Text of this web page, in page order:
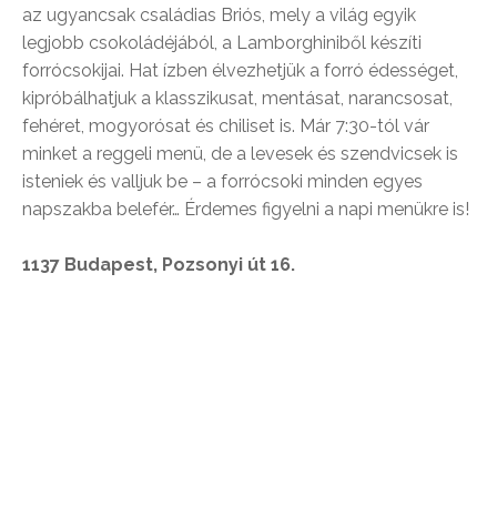
az ugyancsak családias Briós, mely a világ egyik
legjobb csokoládéjából, a Lamborghiniből készíti
forrócsokijai. Hat ízben élvezhetjük a forró édességet,
kipróbálhatjuk a klasszikusat, mentásat, narancsosat,
fehéret, mogyorósat és chiliset is. Már 7:30-tól vár
minket a reggeli menü, de a levesek és szendvicsek is
isteniek és valljuk be – a forrócsoki minden egyes
napszakba belefér… Érdemes figyelni a napi menükre is!
1137 Budapest, Pozsonyi út 16.